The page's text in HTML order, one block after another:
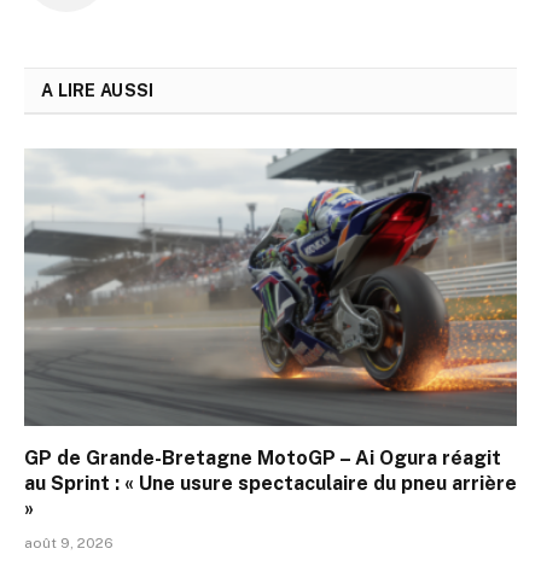
A LIRE AUSSI
GP de Grande-Bretagne MotoGP – Ai Ogura réagit
au Sprint : « Une usure spectaculaire du pneu arrière
»
août 9, 2026